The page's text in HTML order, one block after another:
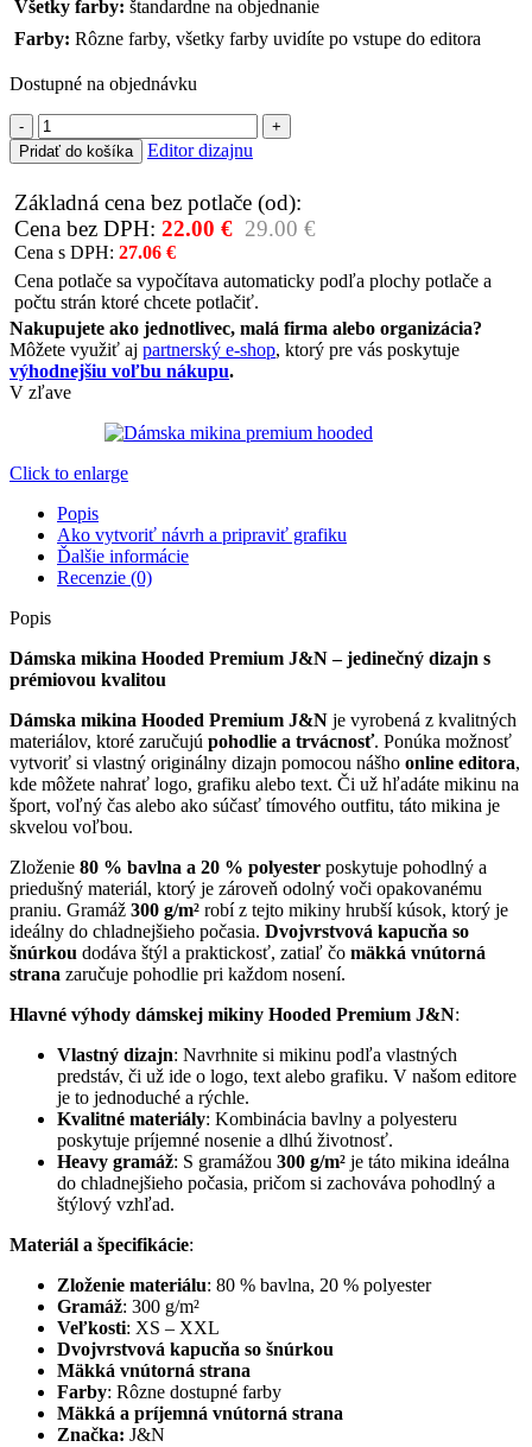
Všetky farby: štandardne na objednanie
Farby: Rôzne farby, všetky farby uvidíte po vstupe do editora
Dostupné na objednávku
množstvo
Mikina
dámska
PREMIUM
J&N
Pridať do košíka Editor dizajnu
Základná cena bez potlače (od):
Cena bez DPH: 22.00 € 29.00 €
Cena s DPH: 27.06 €
Cena potlače sa vypočítava automaticky podľa plochy potlače a
počtu strán ktoré chcete potlačiť.
Nakupujete ako jednotlivec, malá firma alebo organizácia?
Môžete využiť aj partnerský e-shop, ktorý pre vás poskytuje
výhodnejšiu voľbu nákupu.
V zľave
Click to enlarge
Popis
Ako vytvoriť návrh a pripraviť grafiku
Ďalšie informácie
Recenzie (0)
Popis
Dámska mikina Hooded Premium J&N – jedinečný dizajn s
prémiovou kvalitou
Dámska mikina Hooded Premium J&N je vyrobená z kvalitných
materiálov, ktoré zaručujú pohodlie a trvácnosť. Ponúka možnosť
vytvoriť si vlastný originálny dizajn pomocou nášho online editora,
kde môžete nahrať logo, grafiku alebo text. Či už hľadáte mikinu na
šport, voľný čas alebo ako súčasť tímového outfitu, táto mikina je
skvelou voľbou.
Zloženie 80 % bavlna a 20 % polyester poskytuje pohodlný a
priedušný materiál, ktorý je zároveň odolný voči opakovanému
praniu. Gramáž 300 g/m² robí z tejto mikiny hrubší kúsok, ktorý je
ideálny do chladnejšieho počasia. Dvojvrstvová kapucňa so
šnúrkou dodáva štýl a praktickosť, zatiaľ čo mäkká vnútorná
strana zaručuje pohodlie pri každom nosení.
Hlavné výhody dámskej mikiny Hooded Premium J&N:
Vlastný dizajn: Navrhnite si mikinu podľa vlastných
predstáv, či už ide o logo, text alebo grafiku. V našom editore
je to jednoduché a rýchle.
Kvalitné materiály: Kombinácia bavlny a polyesteru
poskytuje príjemné nosenie a dlhú životnosť.
Heavy gramáž: S gramážou 300 g/m² je táto mikina ideálna
do chladnejšieho počasia, pričom si zachováva pohodlný a
štýlový vzhľad.
Materiál a špecifikácie:
Zloženie materiálu: 80 % bavlna, 20 % polyester
Gramáž: 300 g/m²
Veľkosti: XS – XXL
Dvojvrstvová kapucňa so šnúrkou
Mäkká vnútorná strana
Farby: Rôzne dostupné farby
Mäkká a príjemná vnútorná strana
Značka: J&N